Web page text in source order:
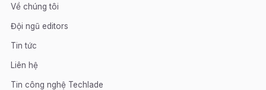
Về chúng tôi
Đội ngũ editors
Tin tức
Liên hệ
Tin công nghệ Techlade